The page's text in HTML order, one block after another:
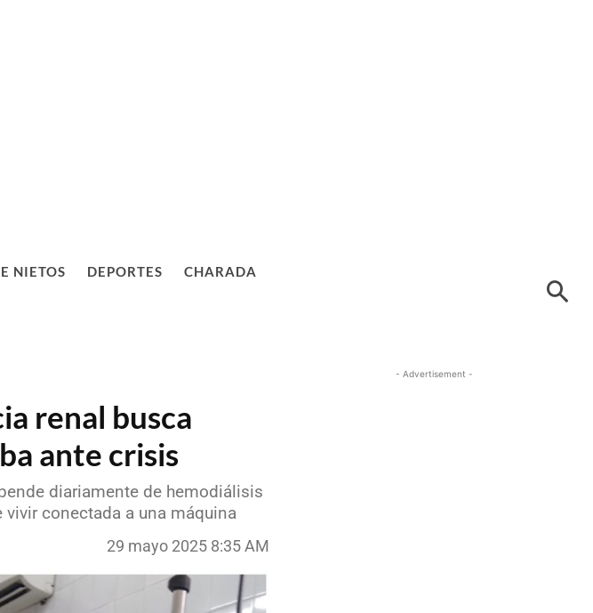
NIETOS DEPORTES CHARADA
renal busca
ante crisis
diariamente de hemodiálisis
vivir conectada a una máquina
29 mayo 2025 8:35 AM
- Advertisement -